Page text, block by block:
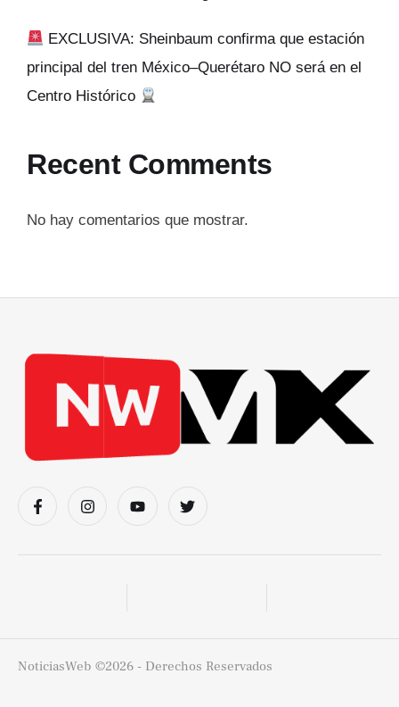
EXCLUSIVA: Sheinbaum confirma que estación
principal del tren México–Querétaro NO será en el
Centro Histórico
Recent Comments
No hay comentarios que mostrar.
NoticiasWeb ©2026 - Derechos Reservados